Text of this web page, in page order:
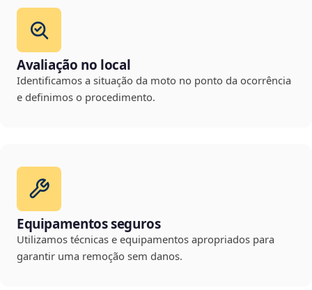
Avaliação no local
Identificamos a situação da moto no ponto da ocorrência
e definimos o procedimento.
Equipamentos seguros
Utilizamos técnicas e equipamentos apropriados para
garantir uma remoção sem danos.